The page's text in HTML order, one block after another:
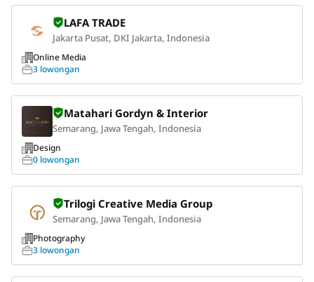
LAFA TRADE
Jakarta Pusat, DKI Jakarta, Indonesia
Online Media
3 lowongan
Matahari Gordyn & Interior
Semarang, Jawa Tengah, Indonesia
Design
0 lowongan
Trilogi Creative Media Group
Semarang, Jawa Tengah, Indonesia
Photography
3 lowongan